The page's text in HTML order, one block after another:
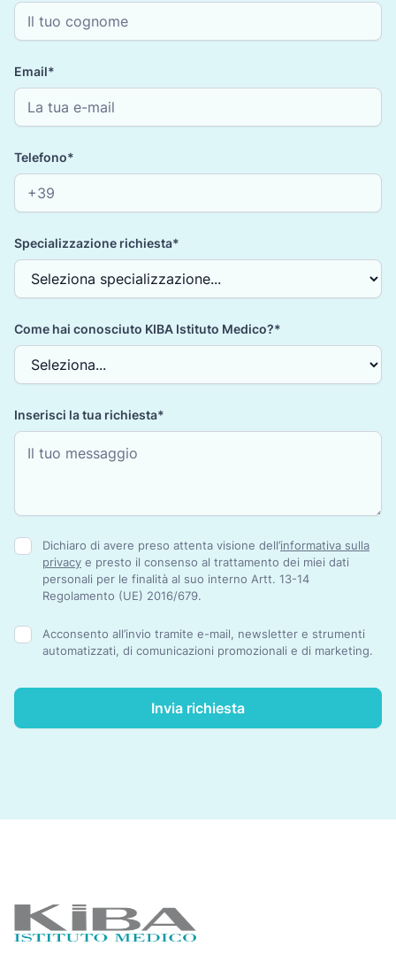
Email*
Telefono*
Specializzazione richiesta*
Come hai conosciuto KIBA Istituto Medico?*
Inserisci la tua richiesta*
Dichiaro di avere preso attenta visione dell’informativa sulla
privacy e presto il consenso al trattamento dei miei dati
personali per le finalità al suo interno Artt. 13-14
Regolamento (UE) 2016/679.
Acconsento all’invio tramite e-mail, newsletter e strumenti
automatizzati, di comunicazioni promozionali e di marketing.